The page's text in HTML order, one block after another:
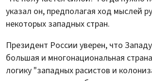
указал он, предполагая ход мыслей
некоторых западных стран.
Президент России уверен, что
большая и многонациональная
логику "западных расистов и